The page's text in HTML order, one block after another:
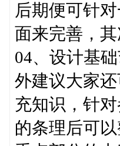
后期便可针
面来完善，
04、设计基
外建议大家
充知识，针
的条理后可